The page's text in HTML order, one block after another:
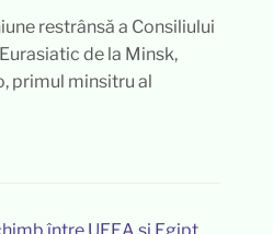
restrânsă a Consiliului
de la Minsk,
primul minsitru al